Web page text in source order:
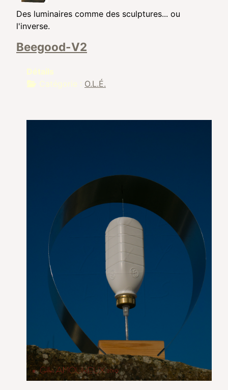
Des luminaires comme des sculptures... ou
l'inverse.
Beegood-V2
Détails
Catégorie : O.L.É.